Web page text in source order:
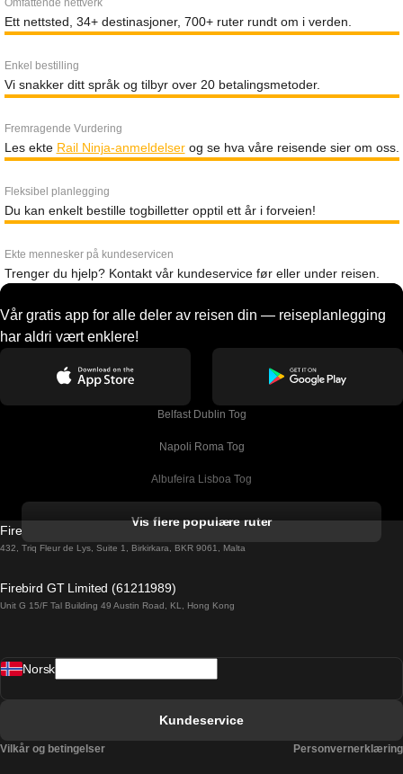
Omfattende nettverk
Ett nettsted, 34+ destinasjoner, 700+ ruter rundt om i verden.
Enkel bestilling
Vi snakker ditt språk og tilbyr over 20 betalingsmetoder.
Fremragende Vurdering
Les ekte Rail Ninja-anmeldelserog se hva våre reisende sier om oss.
Fleksibel planlegging
Du kan enkelt bestille togbilletter opptil ett år i forveien!
Ekte mennesker på kundeservicen
Trenger du hjelp? Kontakt vår kundeservice før eller under reisen.
Vår gratis app for alle deler av reisen din — reiseplanlegging
har aldri vært enklere!
Belfast Dublin Tog
Napoli Roma Tog
Albufeira Lisboa Tog
Barcelona Madrid Tog
Barcelona Sevilla Tog
Vis flere populære ruter
Firebird GT Limited (OC 1451)
432, Triq Fleur de Lys, Suite 1, Birkirkara, BKR 9061, Malta
Firebird GT Limited (61211989)
Unit G 15/F Tal Building 49 Austin Road, KL, Hong Kong
Norsk
Kundeservice
Vilkår og betingelser Personvernerklæring